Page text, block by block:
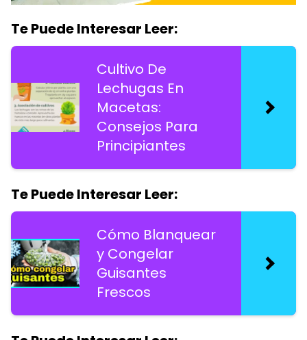
Te Puede Interesar Leer:
Cultivo De
Lechugas En
Macetas:
Consejos Para
Principiantes
Te Puede Interesar Leer:
Cómo Blanquear
y Congelar
Guisantes
Frescos